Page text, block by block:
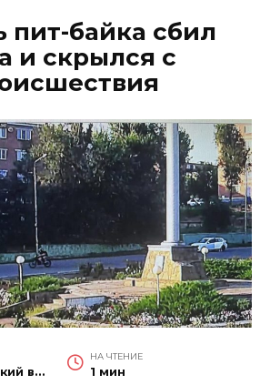
пит-байка сбил
и скрылся с
Красносулинский вестник
НА ЧТЕНИЕ
1 мин